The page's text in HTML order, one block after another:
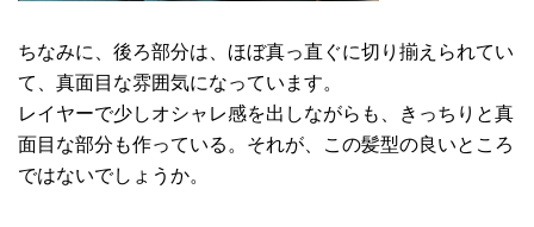
ちなみに、後ろ部分は、ほぼ真っ直ぐに切り揃えられてい
て、真面目な雰囲気になっています。
レイヤーで少しオシャレ感を出しながらも、きっちりと真
面目な部分も作っている。それが、この髪型の良いところ
ではないでしょうか。